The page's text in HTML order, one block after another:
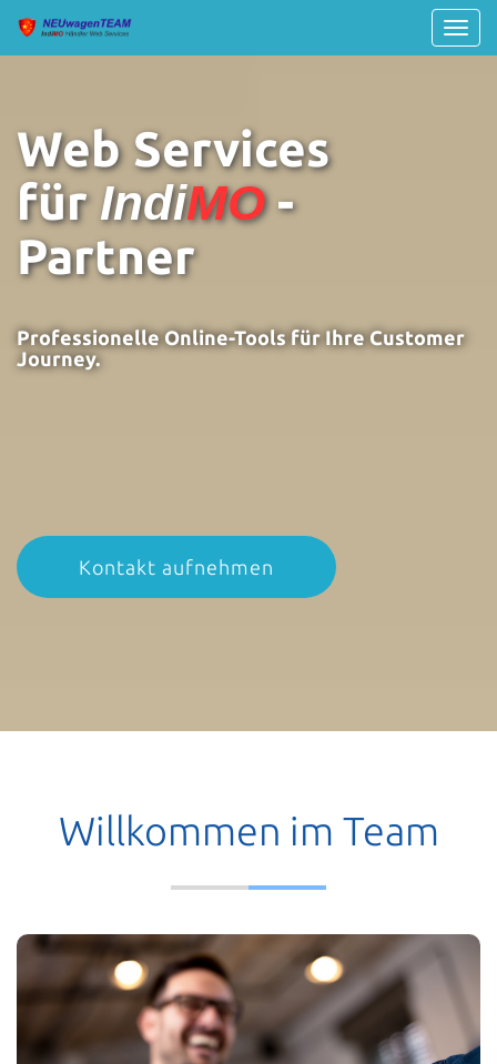
Web Services
für IndiMO-
Partner
Professionelle Online-Tools für Ihre Customer
Journey.
Kontakt aufnehmen
Willkommen im Team